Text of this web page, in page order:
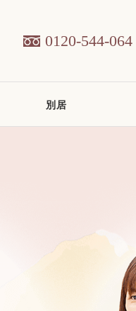
0120-544-064
別居